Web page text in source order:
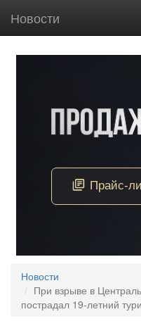
Новости
Новости
При взрыве в
пострадал 19-летний